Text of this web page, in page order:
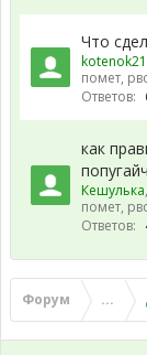
Что
помет,
Ответов:
как
Кешулька
помет,
Ответов:
Форум ...